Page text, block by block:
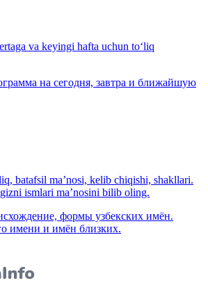
va keyingi hafta uchun to‘liq
на сегодня, завтра и ближайшую
batafsil ma’nosi, kelib chiqishi, shakllari.
ismlari ma’nosini bilib oling.
формы узбекских имён.
имени и имён близких.